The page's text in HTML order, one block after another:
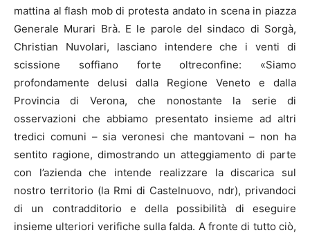
mattina al flash mob di protesta andato in scena in piazza
Generale Murari Brà. E le parole del sindaco di Sorgà,
Christian Nuvolari, lasciano intendere che i venti di
scissione soffiano forte oltreconfine: «Siamo
profondamente delusi dalla Regione Veneto e dalla
Provincia di Verona, che nonostante la serie di
osservazioni che abbiamo presentato insieme ad altri
tredici comuni – sia veronesi che mantovani – non ha
sentito ragione, dimostrando un atteggiamento di parte
con l’azienda che intende realizzare la discarica sul
nostro territorio (la Rmi di Castelnuovo, ndr), privandoci
di un contradditorio e della possibilità di eseguire
insieme ulteriori verifiche sulla falda. A fronte di tutto ciò,